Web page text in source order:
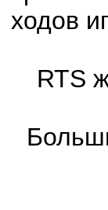
ходов
RTS